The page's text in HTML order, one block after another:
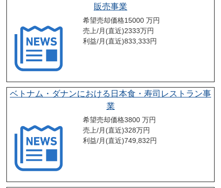
販売事業
希望売却価格15000 万円
売上/月(直近)2333万円
利益/月(直近)833,333円
ベトナム・ダナンにおける日本食・寿司レストラン事
業
希望売却価格3800 万円
売上/月(直近)328万円
利益/月(直近)749,832円